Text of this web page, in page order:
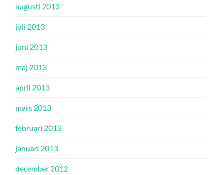
augusti 2013
juli 2013
juni 2013
maj 2013
april 2013
mars 2013
februari 2013
januari 2013
december 2012